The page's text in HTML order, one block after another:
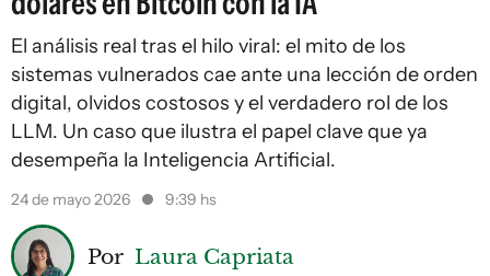
El análisis real tras el hilo viral: el mito de los
sistemas vulnerados cae ante una lección de orden
digital, olvidos costosos y el verdadero rol de los
LLM. Un caso que ilustra el papel clave que ya
desempeña la Inteligencia Artificial.
24 de mayo 2026 9:39 hs
Por Laura Capriata